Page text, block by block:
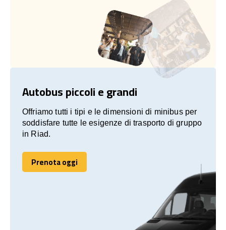
Autobus piccoli e grandi
Offriamo tutti i tipi e le dimensioni di minibus per
soddisfare tutte le esigenze di trasporto di gruppo
in Riad.
Prenota oggi
Prenota oggi